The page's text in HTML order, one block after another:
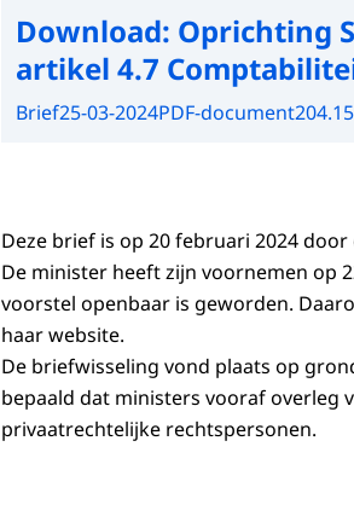
Download: Oprichting
artikel 4.7
Brief25-03-2024PDF-document
Deze brief is op 20 februari 2024
De minister heeft zijn voornemen op
voorstel openbaar is geworden.
haar website.
De briefwisseling vond plaats op
bepaald dat ministers vooraf overleg
privaatrechtelijke rechtspersonen.